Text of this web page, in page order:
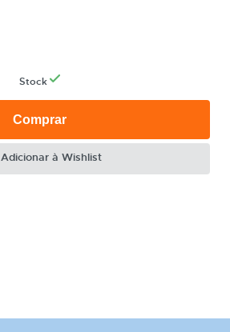
Stock
Comprar
Adicionar à Wishlist